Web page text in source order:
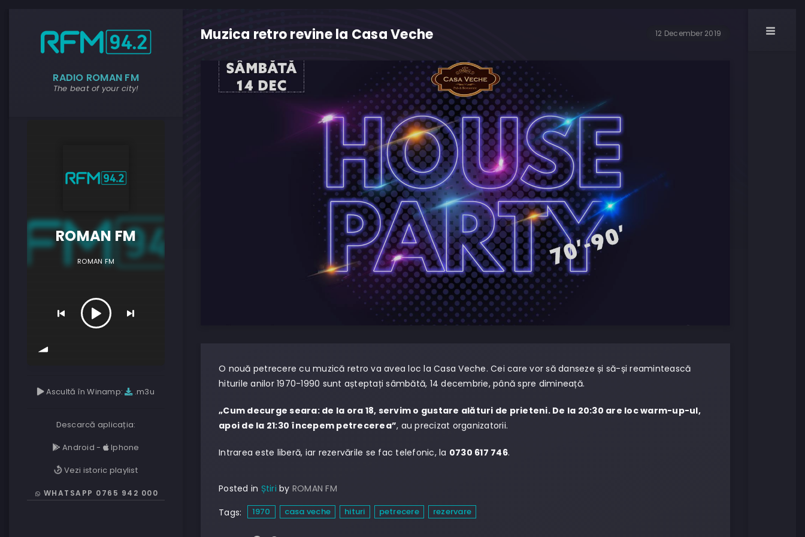
RADIO ROMAN FM
The beat of your city!
ROMAN FM
ROMAN FM
Ascultă în Winamp: .m3u
Descarcă aplicația:
Android -
Iphone
Vezi istoric playlist
WHATSAPP 0765 942 000
Muzica retro revine la Casa Veche 12 December 2019
O nouă petrecere cu muzică retro va avea loc la Casa Veche. Cei care vor să danseze și să-și reamintească
hiturile anilor 1970-1990 sunt așteptați sâmbătă, 14 decembrie, până spre dimineață.
„Cum decurge seara: de la ora 18, servim o gustare alături de prieteni. De la 20:30 are loc warm-up-ul,
apoi de la 21:30 începem petrecerea”, au precizat organizatorii.
Intrarea este liberă, iar rezervările se fac telefonic, la 0730 617 746.
Posted in Știri by ROMAN FM
Tags:
1970 casa veche hituri petrecere rezervare